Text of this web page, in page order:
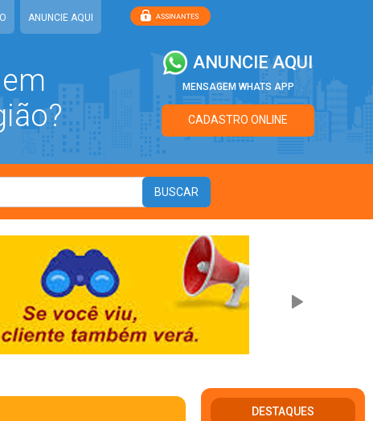
ANUNCIE AQUI
ANUNCIE AQUI
MENSAGEM WHATS APP
CADASTRO ONLINE
DESTAQUES